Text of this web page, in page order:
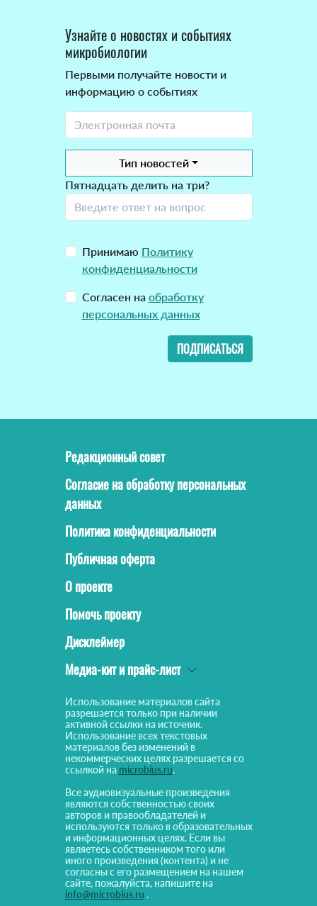
Узнайте о новостях и событиях
микробиологии
Первыми получайте новости и
информацию о событиях
Тип новостей
Пятнадцать делить на три?
Принимаю Политику
конфиденциальности
Согласен на обработку
персональных данных
ПОДПИСАТЬСЯ
Редакционный совет
Согласие на обработку персональных
данных
Политика конфиденциальности
Публичная оферта
О проекте
Помочь проекту
Дисклеймер
Медиа-кит и прайс-лист
Использование материалов сайта
разрешается только при наличии
активной ссылки на источник.
Использование всех текстовых
материалов без изменений в
некоммерческих целях разрешается со
ссылкой на microbius.ru.
Все аудиовизуальные произведения
являются собственностью своих
авторов и правообладателей и
используются только в образовательных
и информационных целях. Если вы
являетесь собственником того или
иного произведения (контента) и не
согласны с его размещением на нашем
сайте, пожалуйста, напишите на
info@microbius.ru .